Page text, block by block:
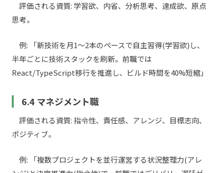
評価される資質: 学習欲、内省、分析思考、達成欲、原点
思考。
例: 「新技術を月1〜2本のペースで自主習得(学習欲)し、
半年ごとに技術スタックを刷新。前職では
React/TypeScript移行を推進し、ビルド時間を40%短縮」
6.4 マネジメント職
評価される資質: 指令性、責任感、アレンジ、目標志向、
ポジティブ。
例: 「複数プロジェクトを並行運営する状況整理力(アレ